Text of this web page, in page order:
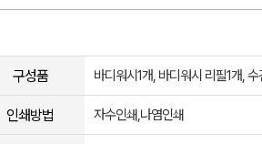
구성품 바디워시1개, 바디워시 리필1개, 수
인쇄방법 자수인쇄,나염인쇄